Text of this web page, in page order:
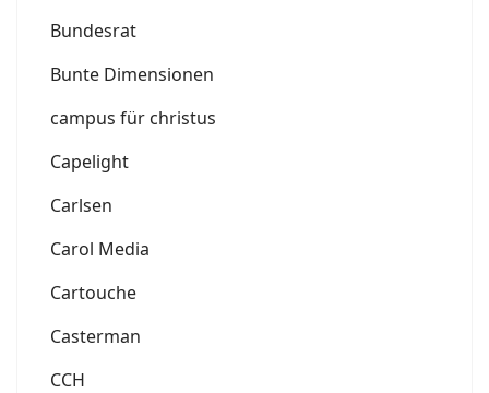
Bundesrat
Bunte Dimensionen
campus für christus
Capelight
Carlsen
Carol Media
Cartouche
Casterman
CCH